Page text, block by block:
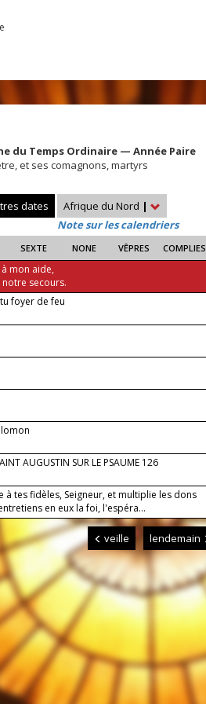
du Temps Ordinaire — Année Paire
et ses comagnons, martyrs
dates Afrique du Nord |
Note sur les calendriers
SEXTE NONE VÊPRES COMPLIES
mon aide,
notre secours.
foyer de feu
AUGUSTIN SUR LE PSAUME 126
à tes fidèles, Seigneur, et multiplie les dons
en eux la foi, l'espéra...
veille lendemain